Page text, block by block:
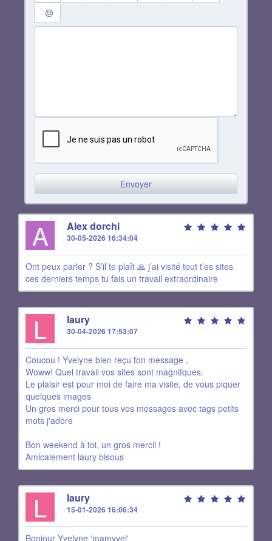
A Alex dorchi
30-05-2026 16:34:04
Ont peux parler ? S’il te plaît 🙏 j’ai visité tout t’es sites
ces derniers temps tu fais un travail extraordinaire
L laury
30-04-2026 17:53:07
Coucou ! Yvelyne bien reçu ton message ,
Woww! Quel travail vos sites sont magnifques.
Le plaisir est pour moi de faire ma visite, de vous piquer
quelques images
Un gros merci pour tous vos messages avec tags petits
mots j'adore
Bon weekend à toi, un gros mercii !
Amicalement laury bisous
L laury
15-01-2026 16:06:34
Bonjour Yvelyne 'mamyvel'